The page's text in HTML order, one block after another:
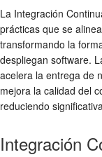
La Integración
prácticas que se
transformando la
despliegan software.
acelera la entrega de
mejora la calidad del
reduciendo
Integración